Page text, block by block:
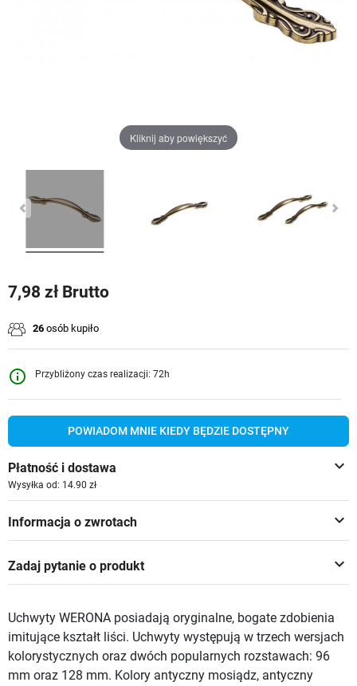
Kliknij aby powiększyć
7,98 zł Brutto
26 osób kupiło
info_outline Przybliżony czas realizacji: 72h
POWIADOM MNIE KIEDY BĘDZIE DOSTĘPNY
keyboard_arrow_down
Płatność i dostawa
Wysyłka od: 14.90 zł
keyboard_arrow_down
Informacja o zwrotach
keyboard_arrow_down
Zadaj pytanie o produkt
Uchwyty WERONA posiadają oryginalne, bogate zdobienia
imitujące kształt liści. Uchwyty występują w trzech wersjach
kolorystycznych oraz dwóch popularnych rozstawach: 96
mm oraz 128 mm. Kolory antyczny mosiądz, antyczny